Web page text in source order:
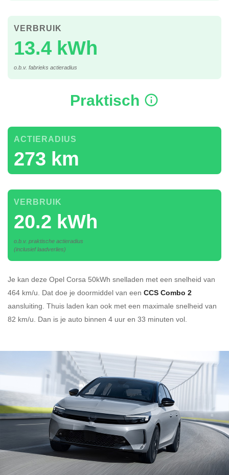
13.4 kWh
VERBRUIK
o.b.v. fabrieks actieradius
Praktisch
273 km
ACTIERADIUS
20.2 kWh
VERBRUIK
o.b.v. praktische actieradius
(inclusief laadverlies)
Je kan deze Opel Corsa 50kWh snelladen met een snelheid van
464 km/u. Dat doe je doormiddel van een CCS Combo 2
aansluiting. Thuis laden kan ook met een maximale snelheid van
82 km/u. Dan is je auto binnen 4 uur en 33 minuten vol.